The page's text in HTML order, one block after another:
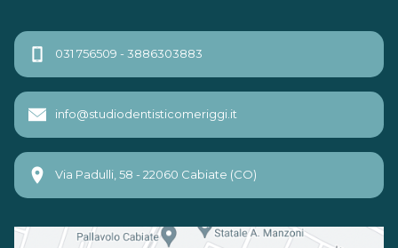
031 756509 - 3886303883
info@studiodentisticomeriggi.it
Via Padulli, 58 - 22060 Cabiate (CO)